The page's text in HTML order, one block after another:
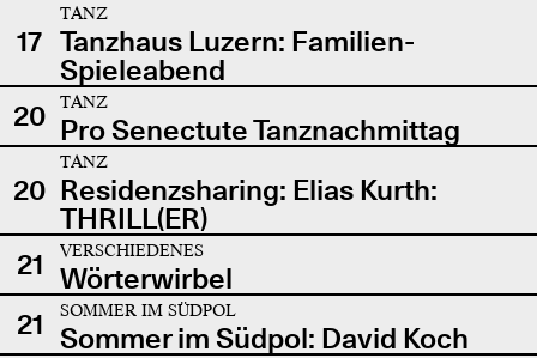
17
TANZ
Tanzhaus Luzern: Familien-
Spieleabend
20
TANZ
Pro Senectute Tanznachmittag
20
TANZ
Residenzsharing: Elias Kurth:
THRILL(ER)
21
VERSCHIEDENES
Wörterwirbel
21
SOMMER IM SÜDPOL
Sommer im Südpol: David Koch